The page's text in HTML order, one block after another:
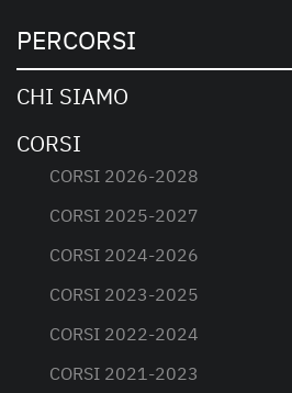
PERCORSI
CHI SIAMO
CORSI
CORSI 2026-2028
CORSI 2025-2027
CORSI 2024-2026
CORSI 2023-2025
CORSI 2022-2024
CORSI 2021-2023